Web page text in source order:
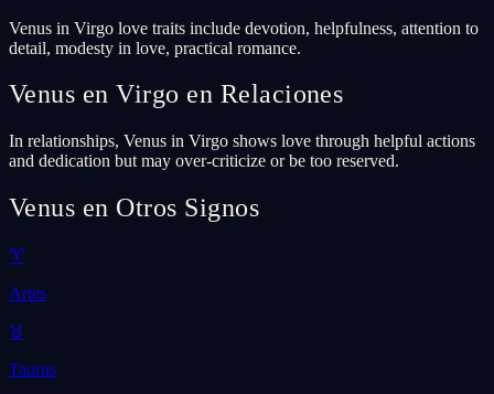
Venus in Virgo love traits include devotion, helpfulness, attention to
detail, modesty in love, practical romance.
Venus en Virgo en Relaciones
In relationships, Venus in Virgo shows love through helpful actions
and dedication but may over-criticize or be too reserved.
Venus en Otros Signos
♈
Aries
♉
Taurus